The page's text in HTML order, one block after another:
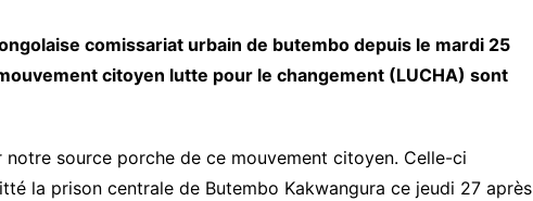
comissariat urbain de butembo depuis le mardi 25
citoyen lutte pour le changement (LUCHA) sont
source porche de ce mouvement citoyen. Celle-ci
la prison centrale de Butembo Kakwangura ce jeudi 27 après